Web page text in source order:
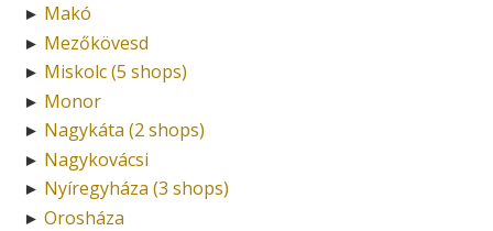
► Makó
► Mezőkövesd
► Miskolc (5 shops)
► Monor
► Nagykáta (2 shops)
► Nagykovácsi
► Nyíregyháza (3 shops)
► Orosháza